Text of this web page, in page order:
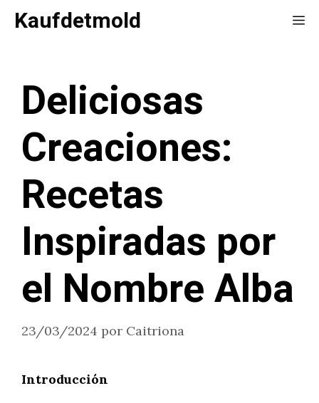
SaltarKaufdetmold
Deliciosas
Creaciones:
Recetas
Inspiradas por
el Nombre Alba
23/03/2024 por Caitriona
Introducción